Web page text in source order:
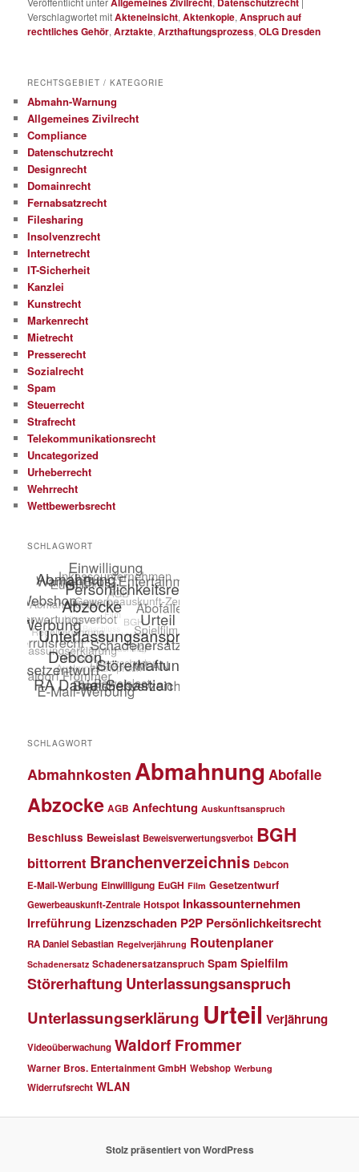
Verschlagwortet mitAkteneinsicht,Aktenkopie,Anspruch auf
rechtliches Gehör,Arztakte,Arzthaftungsprozess,OLG Dresden
RECHTSGEBIET / KATEGORIE
Abmahn-Warnung
Allgemeines Zivilrecht
Compliance
Datenschutzrecht
Designrecht
Domainrecht
Fernabsatzrecht
Filesharing
Insolvenzrecht
Internetrecht
IT-Sicherheit
Kanzlei
Kunstrecht
Markenrecht
Mietrecht
Presserecht
Sozialrecht
Spam
Steuerrecht
Strafrecht
Telekommunikationsrecht
Uncategorized
Urheberrecht
Wehrrecht
Wettbewerbsrecht
SCHLAGWORT
SCHLAGWORT
Abmahnkosten Abmahnung Abofalle
Abzocke AGB Anfechtung Auskunftsanspruch
Beschluss Beweislast Beweisverwertungsverbot BGH
bittorrent Branchenverzeichnis Debcon
E-Mail-Werbung Einwilligung EuGH Film Gesetzentwurf
Gewerbeauskunft-Zentrale Hotspot Inkassounternehmen
Irreführung Lizenzschaden P2P Persönlichkeitsrecht
RA Daniel Sebastian Regelverjährung Routenplaner
Schadenersatz Schadenersatzanspruch Spam Spielfilm
Störerhaftung Unterlassungsanspruch
Unterlassungserklärung Urteil Verjährung
Videoüberwachung Waldorf Frommer
Warner Bros. Entertainment GmbH Webshop Werbung
Widerrufsrecht WLAN
Stolz präsentiert von WordPress